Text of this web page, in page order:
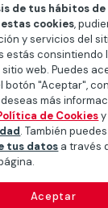
o la mano
tu proyecto.
de tus hábitos de
cookies,
y servicios del
estás consintiendo
web. Puedes
botón "Aceptar",
más
de Cookiesy
. También
tus datos a través
Aceptar